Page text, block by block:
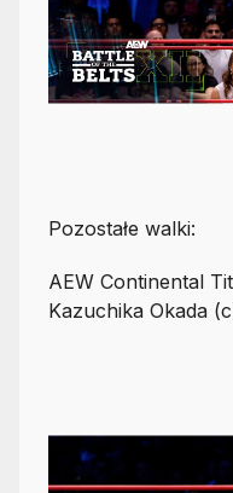
Pozostałe walki:
AEW Continental
Kazuchika Okada